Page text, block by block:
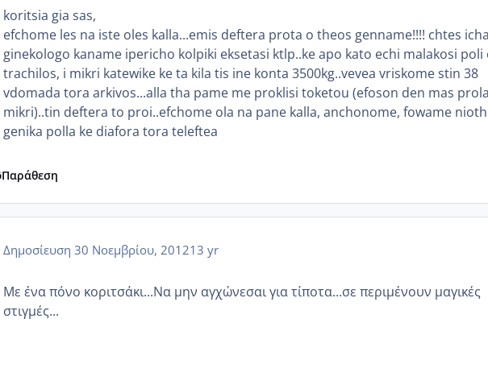
koritsia gia sas,
efchome les na iste oles kalla...emis deftera prota o theos genname!!!! chtes icha
ginekologo kaname ipericho kolpiki eksetasi ktlp..ke apo kato echi malakosi poli
trachilos, i mikri katewike ke ta kila tis ine konta 3500kg..vevea vriskome stin 38
vdomada tora arkivos...alla tha pame me proklisi toketou (efoson den mas
mikri)..tin deftera to proi..efchome ola na pane kalla, anchonome, fowame
genika polla ke diafora tora teleftea
Παράθεση
Δημοσίευση 30 Νοεμβρίου, 201213 yr
Με ένα πόνο κοριτσάκι...Να μην αγχώνεσαι για τίποτα...σε περιμένουν μαγικές
στιγμές...